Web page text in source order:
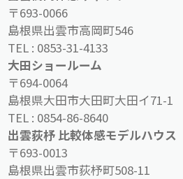
〒693-0066
島根県出雲市高岡町546
TEL : 0853-31-4133
大田ショールーム
〒694-0064
島根県大田市大田町大田イ71-1
TEL : 0854-86-8640
出雲荻杼 比較体感モデルハウス
〒693-0013
島根県出雲市荻杼町508-11